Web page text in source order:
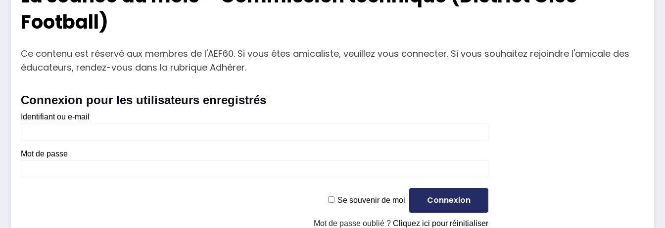
Football)
Ce contenu est réservé aux membres de l'AEF60. Si vous êtes amicaliste, veuillez vous connecter. Si vous souhaitez rejoindre l'amicale des
éducateurs, rendez-vous dans la rubrique Adhérer.
Connexion pour les utilisateurs enregistrés
Identifiant ou e-mail
Mot de passe
Se souvenir de moi
Mot de passe oublié ? Cliquez ici pour réinitialiser